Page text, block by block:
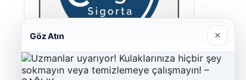
Göz Atın ×